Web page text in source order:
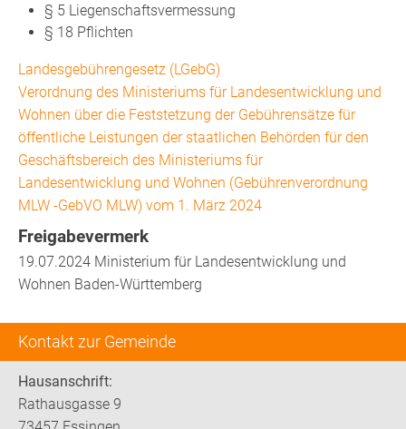
Kontakt zur Gemeinde
Hausanschrift:
Rathausgasse 9
§ 5 Liegenschaftsvermessung
§ 18 Pflichten
Landesgebührengesetz (LGebG)
Verordnung des Ministeriums für Landesentwicklung und
Wohnen über die Feststetzung der Gebührensätze für
öffentliche Leistungen der staatlichen Behörden für den
Geschäftsbereich des Ministeriums für
Landesentwicklung und Wohnen (Gebührenverordnung
MLW -GebVO MLW) vom 1. März 2024
Freigabevermerk
19.07.2024 Ministerium für Landesentwicklung und
Wohnen Baden-Württemberg